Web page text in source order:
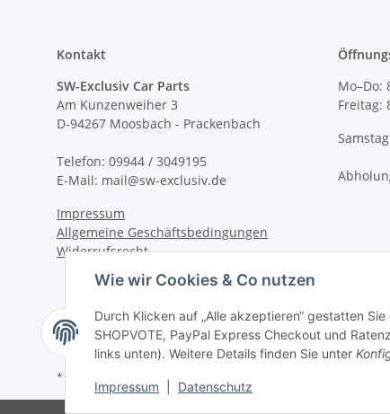
Wie wir Cookies & Co nutzen
Durch Klicken auf „Alle akzeptieren“ gestatten
SHOPVOTE, PayPal Express Checkout und
links unten). Weitere Details finden Sie unter
Impressum Datenschutz
Kontakt
SW-Exclusiv Car Parts
Am Kunzenweiher 3
D-94267 Moosbach - Prackenbach
Telefon: 09944 / 3049195
E-Mail: mail@sw-exclusiv.de
Impressum
Allgemeine Geschäftsbedingungen
Widerrufsrecht
Mo–Do:
Freitag:
*